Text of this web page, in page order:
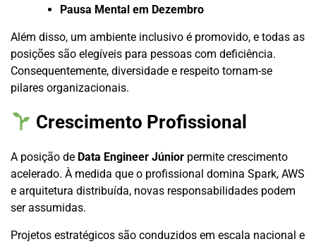
Pausa Mental em Dezembro
Além disso, um ambiente inclusivo é promovido, e todas as
posições são elegíveis para pessoas com deficiência.
Consequentemente, diversidade e respeito tornam-se
pilares organizacionais.
Crescimento Profissional
A posição de Data Engineer Júnior permite crescimento
acelerado. À medida que o profissional domina Spark, AWS
e arquitetura distribuída, novas responsabilidades podem
ser assumidas.
Projetos estratégicos são conduzidos em escala nacional e